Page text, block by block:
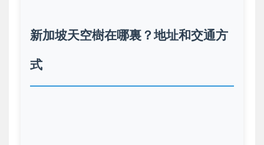
新加坡天空樹在哪裏？地址和交通方
式